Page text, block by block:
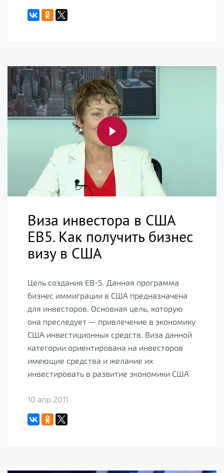
Виза инвестора в США
EB5. Как получить бизнес
визу в США
Цель создания ЕВ-5. Данная программа
бизнес иммиграции в США предназначена
для инвесторов. Основная цель, которую
она преследует — привлечение в экономику
США инвестиционных средств. Виза данной
категории ориентирована на инвесторов
имеющие средства и желание их
инвестировать в развитие экономики США
10 апр 2011